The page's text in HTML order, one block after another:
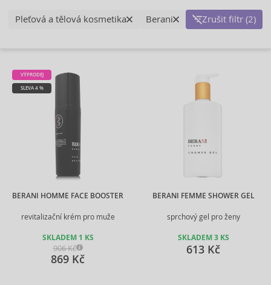
Pleťová a tělová kosmetika Berani Zrušit filtr (2)
BERANI HOMME FACE BOOSTER
revitalizační krém pro muže
VÝPRODEJ
SLEVA 4 %
SKLADEM 1 KS
906 Kč
869 Kč
BERANI FEMME SHOWER GEL
sprchový gel pro ženy
SKLADEM 3 KS
613 Kč